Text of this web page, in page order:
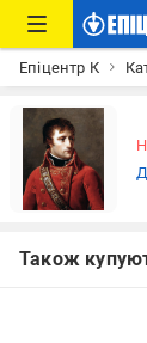
Епіцентр К
Також